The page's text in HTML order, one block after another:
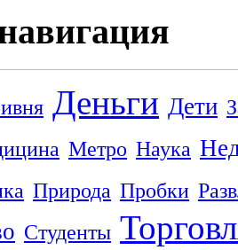
Деньги Дети
Метро Наука
Природа Пробки
Студенты